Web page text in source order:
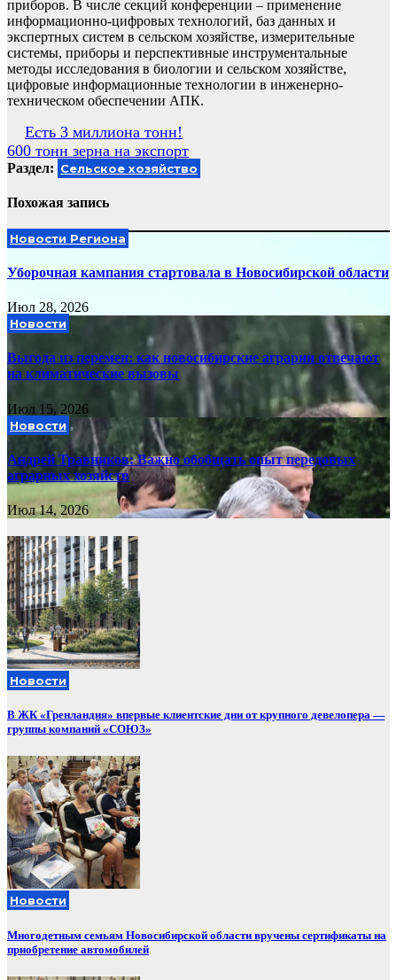
приборов. В числе секций конференции – применение
информационно-цифровых технологий, баз данных и
экспертных систем в сельском хозяйстве, измерительные
системы, приборы и перспективные инструментальные
методы исследования в биологии и сельском хозяйстве,
цифровые информационные технологии в инженерно-
техническом обеспечении АПК.
Навигация
по
записям
Есть 3 миллиона тонн!
600 тонн зерна на экспорт
Раздел: Сельское хозяйство
Похожая запись
Новости Региона
Уборочная кампания стартовала в Новосибирской области
Июл 28, 2026
Новости
Выгода из перемен: как новосибирские аграрии отвечают
на климатические вызовы
Июл 15, 2026
Новости
Андрей Травников: Важно обобщать опыт передовых
аграрных хозяйств
Июл 14, 2026
Новости
В ЖК «Гренландия» впервые клиентские дни от крупного девелопера —
группы компаний «СОЮЗ»
Новости
Многодетным семьям Новосибирской области вручены сертификаты на
приобретение автомобилей